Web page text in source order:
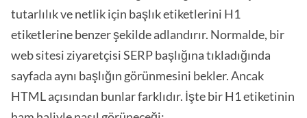
tutarlılık ve netlik için başlık etiketlerini H1
etiketlerine benzer şekilde adlandırır. Normalde, bir
web sitesi ziyaretçisi SERP başlığına tıkladığında
sayfada aynı başlığın görünmesini bekler. Ancak
HTML açısından bunlar farklıdır. İşte bir H1 etiketinin